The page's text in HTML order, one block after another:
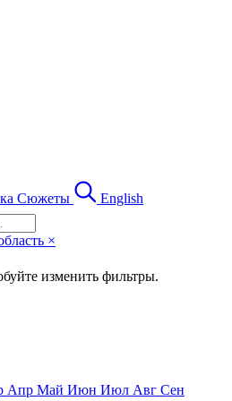
Сюжеты English
×
изменить фильтры.
Апр Май Июн Июл Авг Сен